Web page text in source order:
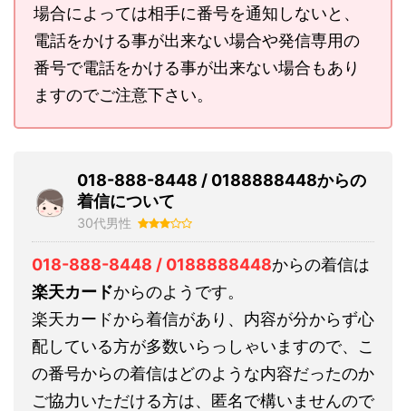
場合によっては相手に番号を通知しないと、
電話をかける事が出来ない場合や発信専用の
番号で電話をかける事が出来ない場合もあり
ますのでご注意下さい。
018-888-8448 / 0188888448からの
着信について
30代男性
018-888-8448 / 0188888448からの着信は
楽天カードからのようです。
楽天カードから着信があり、内容が分からず心
配している方が多数いらっしゃいますので、こ
の番号からの着信はどのような内容だったのか
ご協力いただける方は、匿名で構いませんので